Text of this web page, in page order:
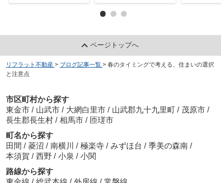
ページトップへ
リフラット不動産 > ブログ記事一覧 > 春のタイミングで考える、住まいの選択
と注意点
市区町村から探す
東金市 / 山武市 / 大網白里市 / 山武郡九十九里町 / 茂原市 /
長生郡長生村 / 相馬市 / 匝瑳市
町名から探す
田間 / 菱沼 / 南横川 / 極楽寺 / みずほ台 / 季美の森南 /
本須賀 / 西野 / 小泉 / 小関
路線から探す